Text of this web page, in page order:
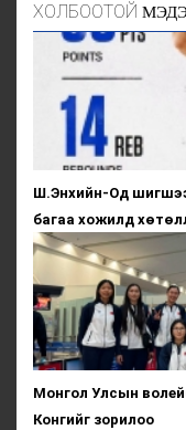
ХОЛБООТОЙ
Ш.Энхийн-Од
багаа хожилд
Монгол Улсын
Конгийг зорилоо